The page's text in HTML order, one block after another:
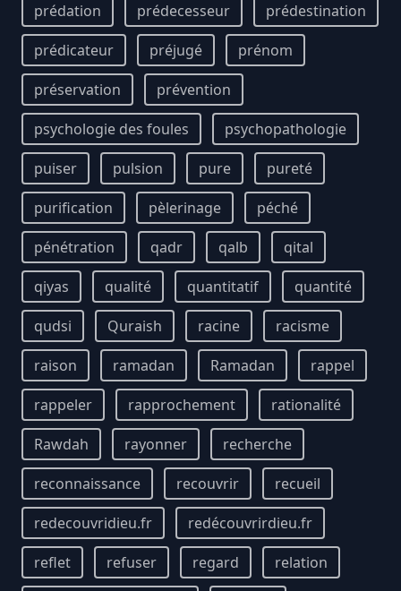
prédation
prédecesseur
prédestination
prédicateur
préjugé
prénom
préservation
prévention
psychologie des foules
psychopathologie
puiser
pulsion pure
pureté
purification
pèlerinage
péché
pénétration
qadr qalb
qital
qiyas
qualité quantitatif
quantité
qudsi
Quraish racine
racisme
raison
ramadan Ramadan
rappel
rappeler
rapprochement
rationalité
Rawdah
rayonner
recherche
reconnaissance
recouvrir
recueil
redecouvridieu.fr
redécouvrirdieu.fr
reflet
refuser regard
relation